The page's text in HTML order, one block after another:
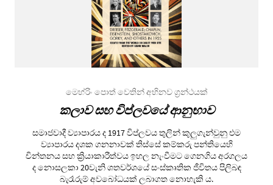
මෙහ්රිං පොත් වෙතින් අභිනව ග්‍රන්ථයක්
කලාව සහ විප්ලවයේ ආනුභාව
සමාජවාදී ව්‍යාපාරය ද 1917 විප්ලවය තුලින් කුලුගැන්වුනු එම
ව්‍යාපාරය දශක ගනනාවක් තිස්සේ කම්කරු පන්තියෙහි
චින්තනය සහ ක්‍රියාකාරීත්වය ඉහල නැංවීමට ගෙනගිය අරගලය
ද නොසලකා 20වැනි ශතවර්ශයේ සංස්කෘතික ජීවිතය පිලිබඳ
බැරෑරුම් අවබෝධයක් ලබාගත නොහැකි ය.